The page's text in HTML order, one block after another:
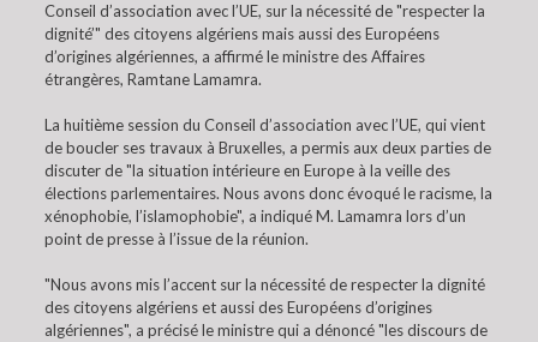
Conseil d’association avec l’UE, sur la nécessité de "respecter la
dignité’" des citoyens algériens mais aussi des Européens
d’origines algériennes, a affirmé le ministre des Affaires
étrangères, Ramtane Lamamra.
La huitième session du Conseil d’association avec l’UE, qui vient
de boucler ses travaux à Bruxelles, a permis aux deux parties de
discuter de "la situation intérieure en Europe à la veille des
élections parlementaires. Nous avons donc évoqué le racisme, la
xénophobie, l’islamophobie", a indiqué M. Lamamra lors d’un
point de presse à l’issue de la réunion.
"Nous avons mis l’accent sur la nécessité de respecter la dignité
des citoyens algériens et aussi des Européens d’origines
algériennes", a précisé le ministre qui a dénoncé "les discours de